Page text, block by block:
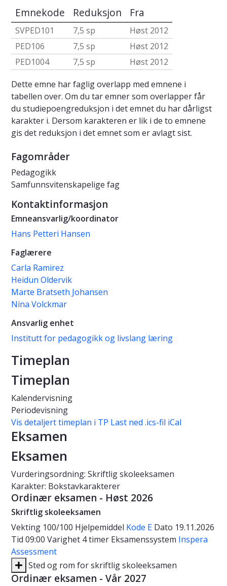
Emnekode Reduksjon Fra
SVPED101 7,5 sp
Høst 2012
PED106
7,5 sp
Høst 2012
PED1004
7,5 sp
Høst 2012
Dette emne har faglig overlapp med emnene i
tabellen over. Om du tar emner som overlapper får
du studiepoengreduksjon i det emnet du har dårligst
karakter i. Dersom karakteren er lik i de to emnene
gis det reduksjon i det emnet som er avlagt sist.
Fagområder
Pedagogikk
Samfunnsvitenskapelige fag
Kontaktinformasjon
Emneansvarlig/koordinator
Hans Petteri Hansen
Faglærere
Carla Ramirez
Heidun Oldervik
Marte Bratseth Johansen
Nina Volckmar
Ansvarlig enhet
Institutt for pedagogikk og livslang læring
Timeplan
Timeplan
Kalendervisning
Periodevisning
Vis detaljert timeplan i TP Last ned .ics-fil iCal
Eksamen
Eksamen
Vurderingsordning: Skriftlig skoleeksamen
Karakter: Bokstavkarakterer
Ordinær eksamen - Høst 2026
Skriftlig skoleeksamen
Vekting 100/100 Hjelpemiddel Kode E Dato 19.11.2026
Tid 09:00 Varighet 4 timer Eksamenssystem Inspera
Assessment
Sted og rom for skriftlig skoleeksamen
Ordinær eksamen - Vår 2027